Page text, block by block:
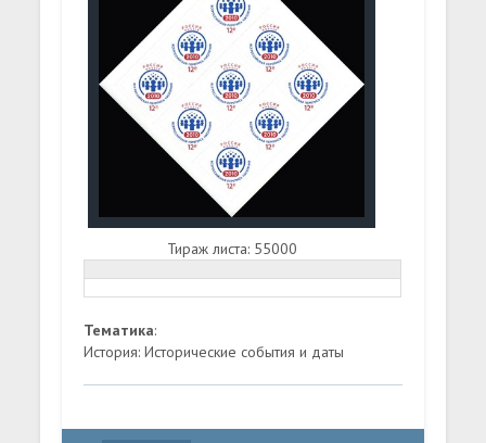
Тираж листа: 55000
Тематика:
История: Исторические события и даты